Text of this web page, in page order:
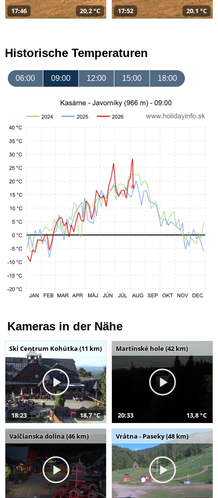
17:46 20,2 °C 17:52 20,1 °C
Historische Temperaturen
06:00 09:00 12:00 15:00 18:00
Kameras in der Nähe
Ski Centrum Kohútka (11 km)
18:23 18,7 °C
Martinské hole (42 km)
20:33 13,8 °C
Valčianska dolina (46 km) Vrátna - Paseky (48 km)